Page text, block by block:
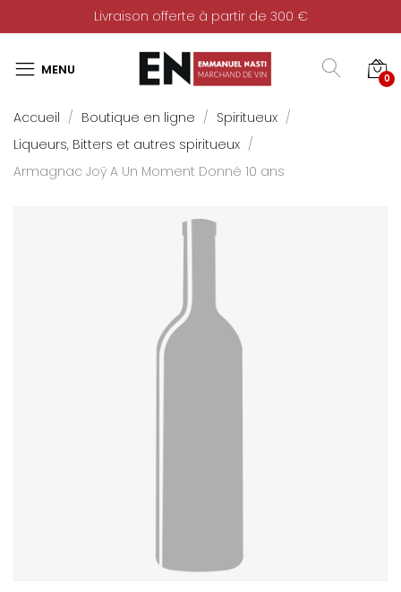
Livraison offerte à partir de 300 €
0
Accueil Boutique en ligne
Spiritueux
Liqueurs, Bitters et autres spiritueux
Armagnac Joÿ A Un Moment Donné 10 ans